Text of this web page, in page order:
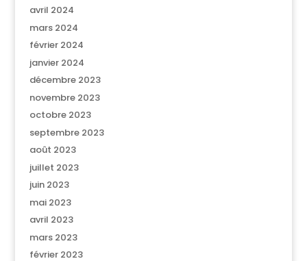
avril 2024
mars 2024
février 2024
janvier 2024
décembre 2023
novembre 2023
octobre 2023
septembre 2023
août 2023
juillet 2023
juin 2023
mai 2023
avril 2023
mars 2023
février 2023